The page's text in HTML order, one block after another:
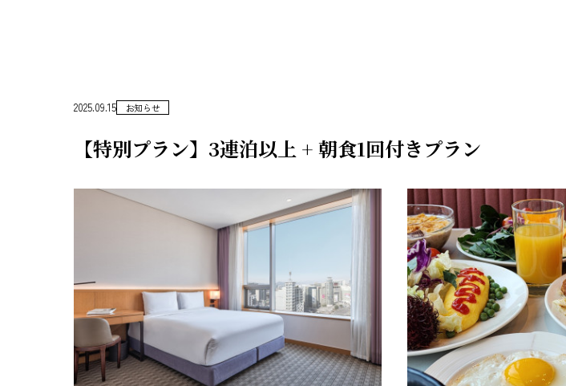
2025.09.15 お知らせ
【特別プラン】3連泊以上 + 朝食1回付きプラン